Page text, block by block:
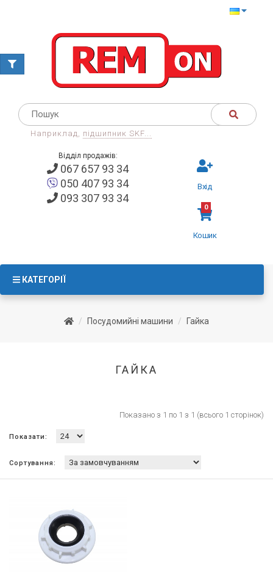
Наприклад, підшипник SKF...
Відділ продажів:
067 657 93 34
050 407 93 34
093 307 93 34
Вхід
Кошик
0
КАТЕГОРІЇ
Посудомийні машини Гайка
ГАЙКА
Показано з 1 по 1 з 1 (всього 1 сторінок)
Показати:
Сортування: